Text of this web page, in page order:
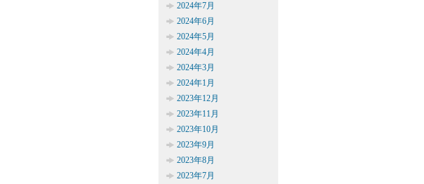
2024年7月
2024年6月
2024年5月
2024年4月
2024年3月
2024年1月
2023年12月
2023年11月
2023年10月
2023年9月
2023年8月
2023年7月